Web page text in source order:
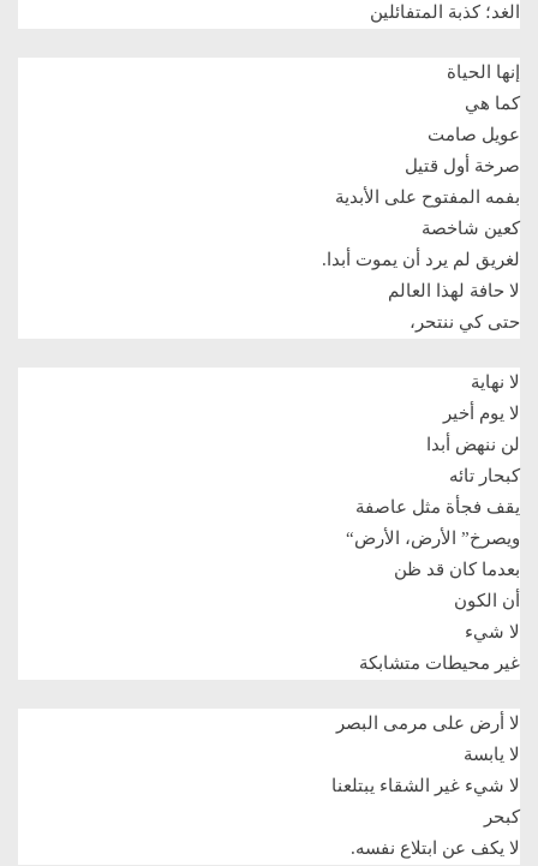
الغد؛ كذبة المتفائلين
إنها الحياة
كما هي
عويل صامت
صرخة أول قتيل
بفمه المفتوح على الأبدية
كعين شاخصة
لغريق لم يرد أن يموت أبدا.
لا حافة لهذا العالم
حتى كي ننتحر،
لا نهاية
لا يوم أخير
لن ننهض أبدا
كبحار تائه
يقف فجأة مثل عاصفة
ويصرخ” الأرض، الأرض“
بعدما كان قد ظن
أن الكون
لا شيء
غير محيطات متشابكة
لا أرض على مرمى البصر
لا يابسة
لا شيء غير الشقاء يبتلعنا
كبحر
لا يكف عن ابتلاع نفسه.